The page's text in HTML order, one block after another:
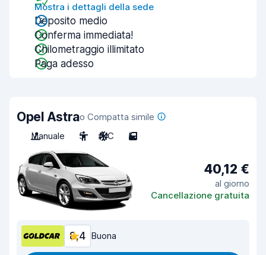
Mostra i dettagli della sede
Deposito medio
Conferma immediata!
Chilometraggio illimitato
Paga adesso
Opel Astrao Compatta simile
Manuale
5 A/C 5
40,12 €
al giorno
Cancellazione gratuita
8,4 Buona